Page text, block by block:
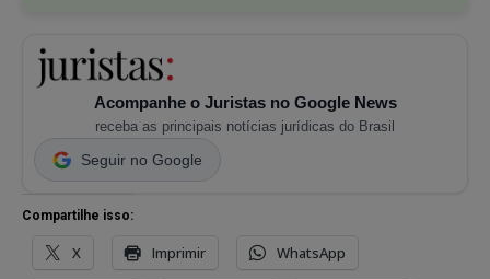
Acompanhe o Juristas no Google News
receba as principais notícias jurídicas do Brasil
Seguir no Google
Compartilhe isso:
X Imprimir WhatsApp